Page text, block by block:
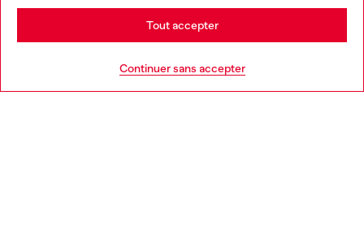
Continuer sans accepter
Tout accepter